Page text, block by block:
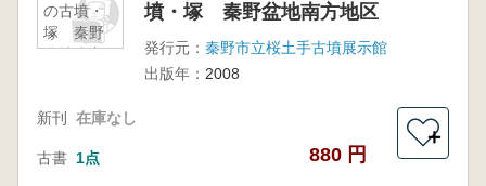
の古墳・
塚 秦野
盆地南方
墳・塚 秦野盆地南方地区
発行元： 秦野市立桜土手古墳展示館
出版年： 2008
新刊 在庫なし
古書 1点 880 円
＋